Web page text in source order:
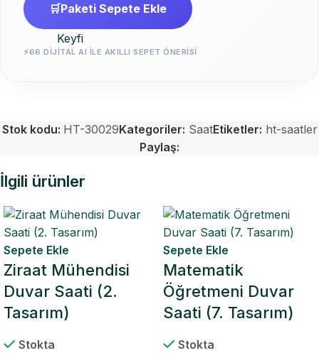
🛒Paketi Sepete Ekle
⚡66 DIJITAL AI ILE AKILLI SEPET ÖNERISI
Stok kodu: HT-30029Kategoriler: SaatEtiketler: ht-saatler
Paylaş:
İlgili ürünler
Sepete Ekle
Ziraat Mühendisi
Duvar Saati (2.
Tasarım)
Stokta
Sepete Ekle
Matematik
Öğretmeni Duvar
Saati (7. Tasarım)
Stokta